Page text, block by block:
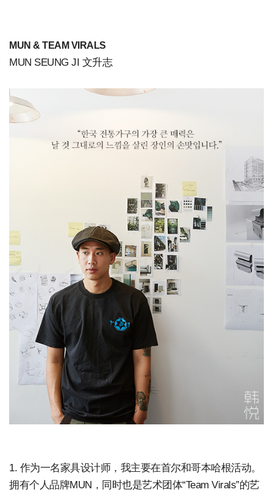
MUN & TEAM VIRALS
MUN SEUNG JI 文升志
1. 作为一名家具设计师，我主要在首尔和哥本哈根活动。
拥有个人品牌MUN，同时也是艺术团体“Team Virals”的艺